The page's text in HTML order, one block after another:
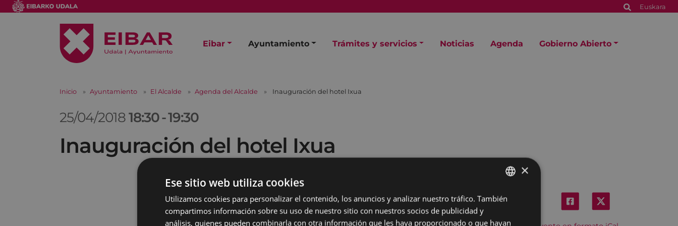
Euskara
Eibar Ayuntamiento Trámites y servicios Noticias Agenda Gobierno Abierto
Inicio Ayuntamiento El Alcalde Agenda del Alcalde Inauguración del hotel Ixua
25/04/201818:30-19:30
Inauguración del hotel Ixua
BASQUE
×
Ese sitio web utiliza cookies
Utilizamos cookies para personalizar el contenido, los anuncios y analizar nuestro tráfico. También
compartimos información sobre su uso de nuestro sitio con nuestros socios de publicidad y
análisis, quienes pueden combinarla con otra información que les haya proporcionado o que hayan